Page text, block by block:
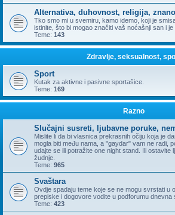
Alternativa, duhovnost, religija,
Tko smo mi u svemiru, kamo idemo, koji je
istinite, što bi mogao značiti vaš noćašnji san i
Teme: 143
Zdravlje, seksualnost,
Sport
Kutak za aktivne i pasivne sportašice.
Teme: 169
Razno
Slučajni susreti, ljubavne poruke,
Mislite li da bi vlasnica prekrasnih očiju koja je
mogla biti među nama, a "gaydar" vam ne radi,
udajte se ili potražite one night stand. Ili ostavite
žudnje.
Teme: 965
Svaštara
Ovdje spadaju teme koje se ne mogu svrstati u
prepiske i dogovore vodite u podforumu dnevna
Teme: 423